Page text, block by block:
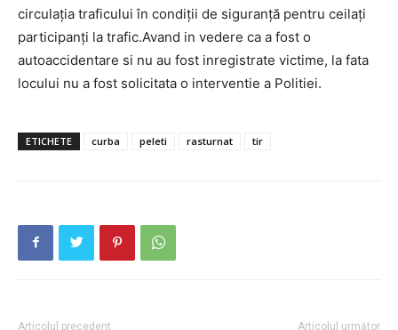
circulația traficului în condiții de siguranță pentru ceilați
participanți la trafic.Avand in vedere ca a fost o
autoaccidentare si nu au fost inregistrate victime, la fata
locului nu a fost solicitata o interventie a Politiei.
ETICHETE curba peleti rasturnat tir
Articolul precedent Articolul următor